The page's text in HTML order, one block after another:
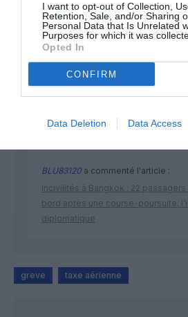
I want to opt-out of Collection,
Retention, Sale, and/or Sharing
Personal Data that Is Unrelated
Purposes for which it was
Opted In
CONFIRM
Data Deletion Data Access
DERNIERS
BLU83120 a commenté l'article :
Incivilités à Bangkok : 22 passagers
diplomatique
BLU83120 a commenté l'article :
Incivilités à Bangkok : 22
bord après une course-poursuite,
diplomatique
greve taxe aérienne